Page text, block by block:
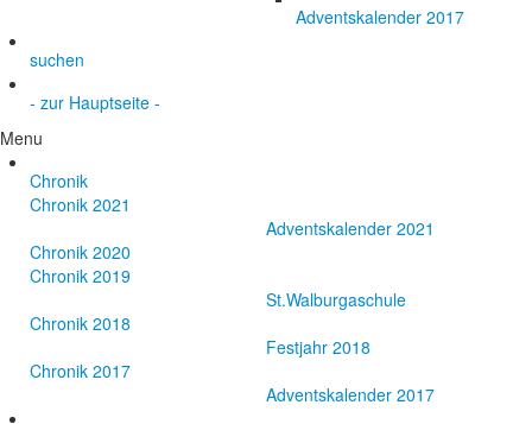
Adventskalender 2017
suchen
- zur Hauptseite -
Menu
Chronik
Chronik 2021
Adventskalender 2021
Chronik 2020
Chronik 2019
St.Walburgaschule
Chronik 2018
Festjahr 2018
Chronik 2017
Adventskalender 2017